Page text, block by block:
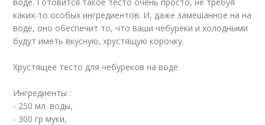
каких-то особых ингредиентов. И, даже замешанное на на
воде, оно обеспечит то, что ваши чебуреки и холодными
будут иметь вкусную, хрустящую корочку.
Хрустящее тесто для чебуреков на воде
Ингредиенты :
- 250 мл. воды,
- 300 гр муки,